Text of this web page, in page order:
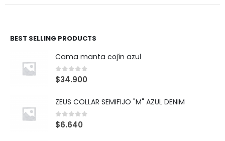
BEST SELLING PRODUCTS
Cama manta cojín azul
0out of 5
$34.900
ZEUS COLLAR SEMIFIJO "M" AZUL DENIM
0out of 5
$6.640